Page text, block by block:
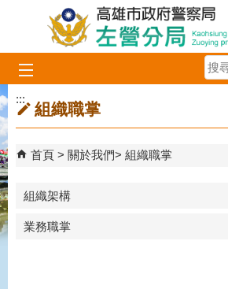
跳到主要內容區塊
:::
組織職掌
首頁 關於我們 組織職掌
組織架構
業務職掌